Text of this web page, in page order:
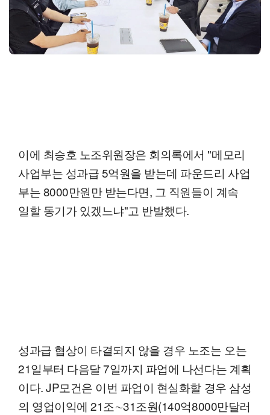
이에 최승호 노조위원장은 회의록에서 "메모리
사업부는 성과급 5억원을 받는데 파운드리 사업
부는 8000만원만 받는다면, 그 직원들이 계속
일할 동기가 있겠느냐"고 반발했다.
성과급 협상이 타결되지 않을 경우 노조는 오는
21일부터 다음달 7일까지 파업에 나선다는 계획
이다. JP모건은 이번 파업이 현실화할 경우 삼성
의 영업이익에 21조∼31조원(140억8000만달러